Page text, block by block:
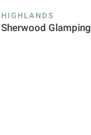
HIGHLANDS
Sherwood Glamping